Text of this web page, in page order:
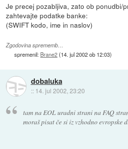
Je precej pozabljiva, zato ob ponudbi/
zahtevajte podatke banke:
(SWIFT kodo, ime in naslov)
Zgodovina sprememb…
spremenil: Brane2(14. jul 2002 ob 12:03)
dobaluka
:: 14. jul 2002, 23:20
tam na EOL uradni strani na FAQ
moraš pisat če si iz vzhodno evropske